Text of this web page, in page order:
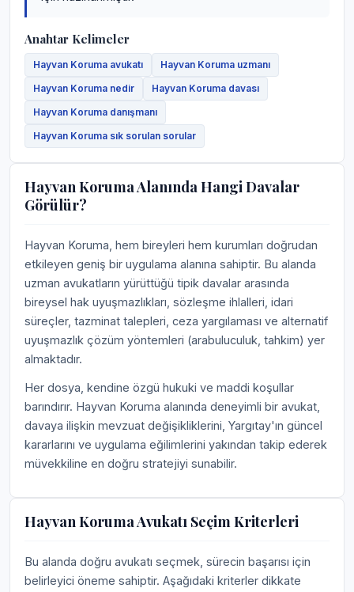
Anahtar Kelimeler
Hayvan Koruma avukatı
Hayvan Koruma uzmanı
Hayvan Koruma nedir
Hayvan Koruma davası
Hayvan Koruma danışmanı
Hayvan Koruma sık sorulan sorular
Hayvan Koruma Alanında Hangi Davalar
Görülür?
Hayvan Koruma, hem bireyleri hem kurumları doğrudan
etkileyen geniş bir uygulama alanına sahiptir. Bu alanda
uzman avukatların yürüttüğü tipik davalar arasında
bireysel hak uyuşmazlıkları, sözleşme ihlalleri, idari
süreçler, tazminat talepleri, ceza yargılaması ve alternatif
uyuşmazlık çözüm yöntemleri (arabuluculuk, tahkim) yer
almaktadır.
Her dosya, kendine özgü hukuki ve maddi koşullar
barındırır. Hayvan Koruma alanında deneyimli bir avukat,
davaya ilişkin mevzuat değişikliklerini, Yargıtay'ın güncel
kararlarını ve uygulama eğilimlerini yakından takip ederek
müvekkiline en doğru stratejiyi sunabilir.
Hayvan Koruma Avukatı Seçim Kriterleri
Bu alanda doğru avukatı seçmek, sürecin başarısı için
belirleyici öneme sahiptir. Aşağıdaki kriterler dikkate